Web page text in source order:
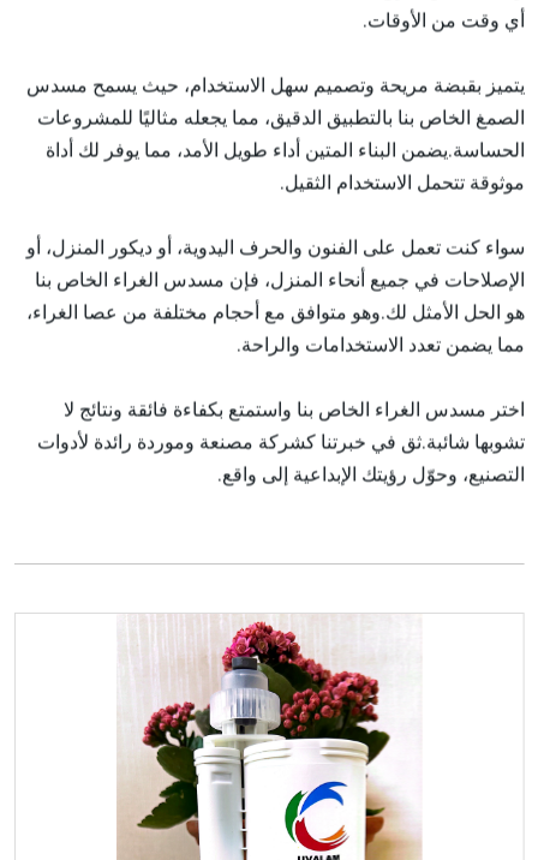
أي وقت من الأوقات.
يتميز بقبضة مريحة وتصميم سهل الاستخدام، حيث يسمح مسدس
الصمغ الخاص بنا بالتطبيق الدقيق، مما يجعله مثاليًا للمشروعات
الحساسة.يضمن البناء المتين أداء طويل الأمد، مما يوفر لك أداة
موثوقة تتحمل الاستخدام الثقيل.
سواء كنت تعمل على الفنون والحرف اليدوية، أو ديكور المنزل، أو
الإصلاحات في جميع أنحاء المنزل، فإن مسدس الغراء الخاص بنا
هو الحل الأمثل لك.وهو متوافق مع أحجام مختلفة من عصا الغراء،
مما يضمن تعدد الاستخدامات والراحة.
اختر مسدس الغراء الخاص بنا واستمتع بكفاءة فائقة ونتائج لا
تشوبها شائبة.ثق في خبرتنا كشركة مصنعة وموردة رائدة لأدوات
التصنيع، وحوّل رؤيتك الإبداعية إلى واقع.